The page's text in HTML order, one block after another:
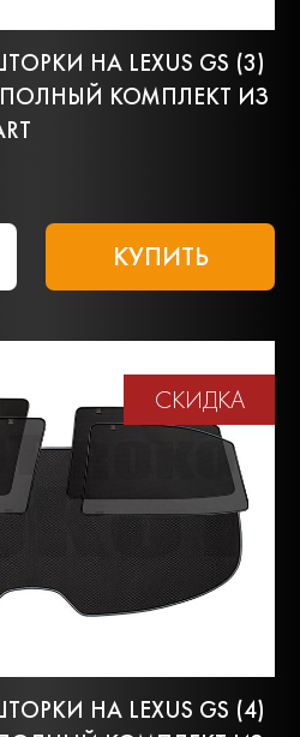
НА LEXUS GS (3)
ПОЛНЫЙ КОМПЛЕКТ ИЗ
КУПИТЬ
СКИДКА
НА LEXUS GS (4)